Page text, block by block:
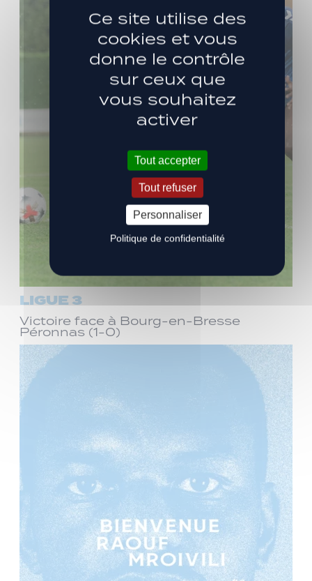
LIGUE 3
Victoire face à Bourg-en-Bresse
Péronnas (1-0)
Ce site utilise des
cookies et vous
donne le contrôle
sur ceux que
vous souhaitez
activer
Tout accepter
Tout refuser
Personnaliser
Politique de confidentialité